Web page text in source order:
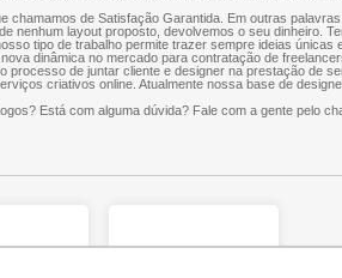
chamamos de Satisfação Garantida. Em outras
nenhum layout proposto, devolvemos o seu dinheiro.
tipo de trabalho permite trazer sempre ideias únicas
dinâmica no mercado para contratação de
processo de juntar cliente e designer na prestação de
criativos online. Atualmente nossa base de
Está com alguma dúvida? Fale com a gente pelo